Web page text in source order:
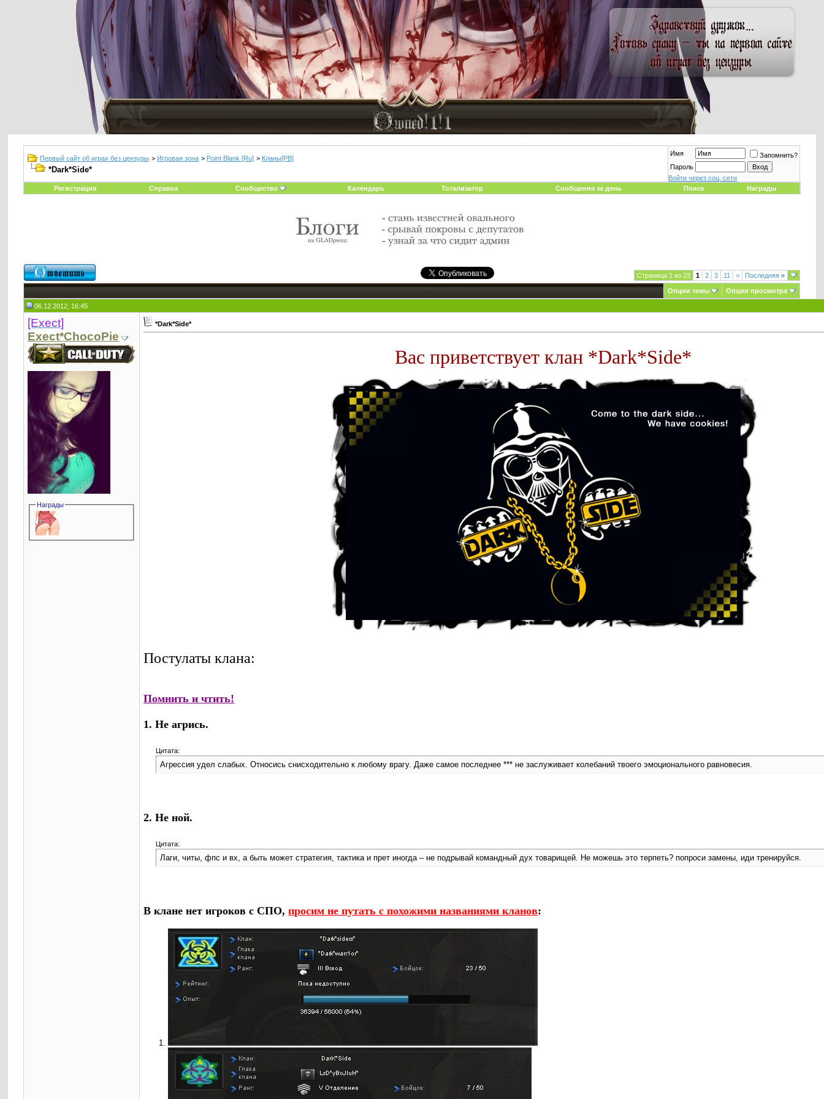
Первый сайт об играх без цензуры > Игровая зона > Point Blank [Ru] > Кланы[PB]
*Dark*Side*
Имя
Запомнить?
Пароль
Войти через соц. сети
Регистрация
Справка Сообщество Календарь Тотализатор Сообщения за день Поиск Награды
Страница 1 из 23 1 2 3 11 > Последняя»
Опции темы Опции просмотра
06.12.2012, 16:45
[Exect]
Exect*ChocoPie
Награды
*Dark*Side*
Вас приветствует клан *Dark*Side*
Постулаты клана:
Помнить и чтить!
1. Не агрись.
Цитата:
Агрессия удел слабых. Относись снисходительно к любому врагу. Даже самое последнее *** не заслуживает колебаний твоего эмоционального равновесия.
2. Не ной.
Цитата:
Лаги, читы, фпс и вх, а быть может стратегия, тактика и прет иногда – не подрывай командный дух товарищей. Не можешь это терпеть? попроси замены, иди тренируйся.
В клане нет игроков с СПО,просим не путать с похожими названиями кланов: